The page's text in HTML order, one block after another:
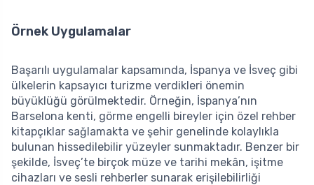
Örnek Uygulamalar
Başarılı uygulamalar kapsamında, İspanya ve İsveç gibi
ülkelerin kapsayıcı turizme verdikleri önemin
büyüklüğü görülmektedir. Örneğin, İspanya’nın
Barselona kenti, görme engelli bireyler için özel rehber
kitapçıklar sağlamakta ve şehir genelinde kolaylıkla
bulunan hissedilebilir yüzeyler sunmaktadır. Benzer bir
şekilde, İsveç’te birçok müze ve tarihi mekân, işitme
cihazları ve sesli rehberler sunarak erişilebilirliği